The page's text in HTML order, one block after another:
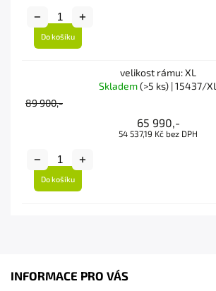
Do košíku
velikost rámu: XL
Skladem(>5 ks)| 15437/XL
89 900,-
65 990,-
54 537,19 Kč bez DPH
Do košíku
INFORMACE PRO VÁS